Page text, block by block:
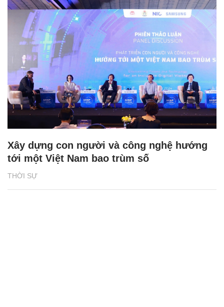
THỜI SỰ
Xây dựng con người và công nghệ hướng
tới một Việt Nam bao trùm số